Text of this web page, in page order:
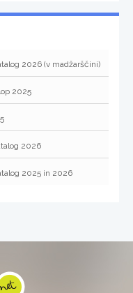
2026 (v madžarščini)
2025
2026
2025 in 2026